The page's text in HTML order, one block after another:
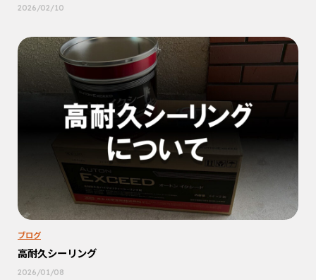
2026/02/10
ブログ
高耐久シーリング
2026/01/08